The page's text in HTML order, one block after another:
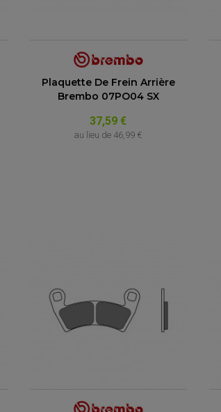
Plaquette De Frein Arrière
Brembo 07PO04 SX
37,59 €
au lieu de 46,99 €